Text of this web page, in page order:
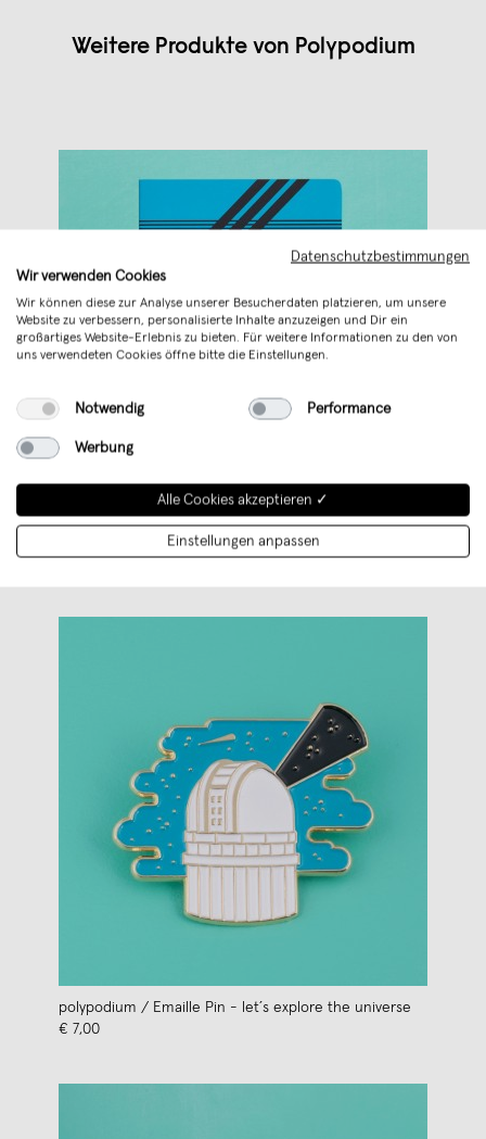
Weitere Produkte von Polypodium
polypodium / Notizheft - A5 - I ♥ Memphis / blue
€ 7,00
polypodium / Emaille Pin - let´s explore the universe
€ 7,00
Datenschutzbestimmungen
Wir verwenden Cookies
Wir können diese zur Analyse unserer Besucherdaten platzieren, um unsere
Website zu verbessern, personalisierte Inhalte anzuzeigen und Dir ein
großartiges Website-Erlebnis zu bieten. Für weitere Informationen zu den von
uns verwendeten Cookies öffne bitte die Einstellungen.
Notwendig Performance
Werbung
Alle Cookies akzeptieren ✓
Einstellungen anpassen